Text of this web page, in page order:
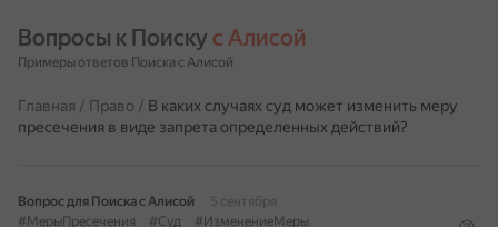
Вопросы к Поиску с Алисой
Примеры ответов Поиска с Алисой
Главная / Право / В каких случаях суд может изменить меру
пресечения в виде запрета определенных действий?
Вопрос для Поиска с Алисой
5 сентября
#МерыПресечения
#Суд
#ИзменениеМеры